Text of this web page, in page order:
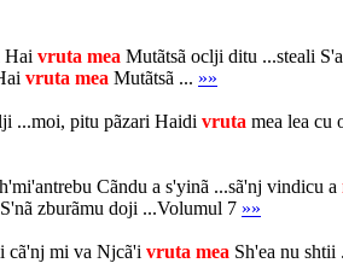
vruta mea Mutãtsã oclji ditu ...steali
vruta mea Mutãtsã ... »»
...moi, pitu pãzari Haidi vruta mea lea cu
Cãndu a s'yinã ...sã'nj vindicu a
zburãmu doji ...Volumul 7 »»
cã'nj mi va Njcã'i vruta mea Sh'ea nu